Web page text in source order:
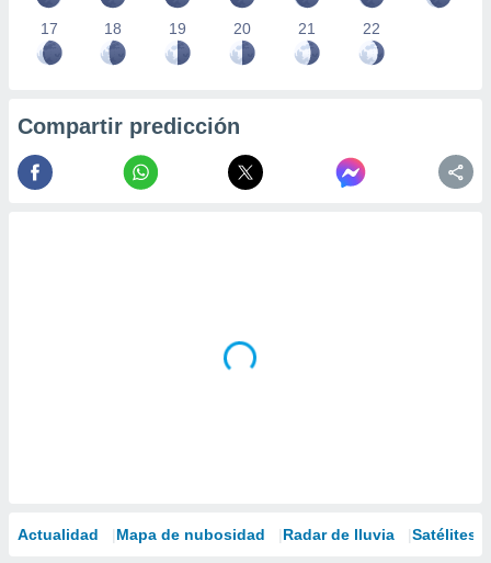
17 18 19 20 21 22
Compartir predicción
Actualidad Mapa de nubosidad Radar de lluvia Satélites